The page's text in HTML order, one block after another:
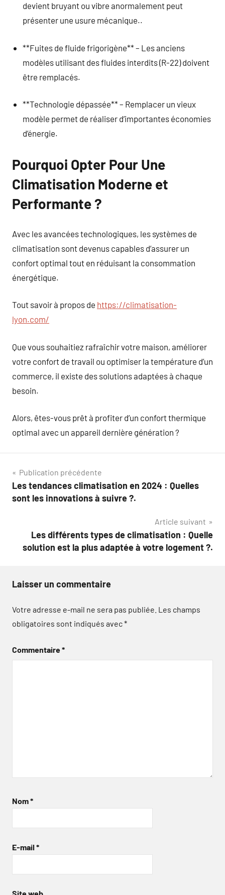
devient bruyant ou vibre anormalement peut
présenter une usure mécanique..
**Fuites de fluide frigorigène** – Les anciens
modèles utilisant des fluides interdits (R-22) doivent
être remplacés.
**Technologie dépassée** – Remplacer un vieux
modèle permet de réaliser d’importantes économies
d’énergie.
Pourquoi Opter Pour Une
Climatisation Moderne et
Performante ?
Avec les avancées technologiques, les systèmes de
climatisation sont devenus capables d’assurer un
confort optimal tout en réduisant la consommation
énergétique.
Tout savoir à propos de https://climatisation-
lyon.com/
Que vous souhaitiez rafraîchir votre maison, améliorer
votre confort de travail ou optimiser la température d’un
commerce, il existe des solutions adaptées à chaque
besoin.
Alors, êtes-vous prêt à profiter d’un confort thermique
optimal avec un appareil dernière génération ?
Navigation
de
Publication précédente
Les tendances climatisation en 2024 : Quelles
sont les innovations à suivre ?.
Article suivant
Les différents types de climatisation : Quelle
solution est la plus adaptée à votre logement ?.
Laisser un commentaire
Votre adresse e-mail ne sera pas publiée. Les champs
obligatoires sont indiqués avec*
Commentaire*
Nom*
E-mail *
Site web